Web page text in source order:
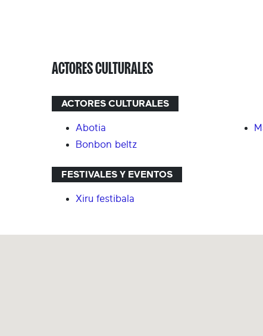
ACTORES CULTURALES
ACTORES CULTURALES
Abotia
Bonbon beltz
FESTIVALES Y EVENTOS
Xiru festibala